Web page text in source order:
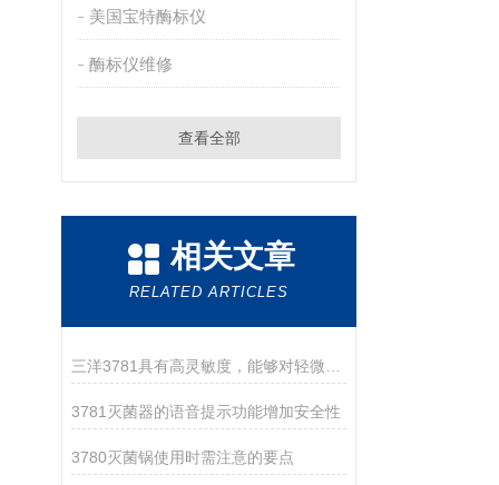
美国宝特酶标仪
酶标仪维修
查看全部
相关文章
RELATED ARTICLES
3781灭菌器的语音提示功能增加安全性
3780灭菌锅使用时需注意的要点